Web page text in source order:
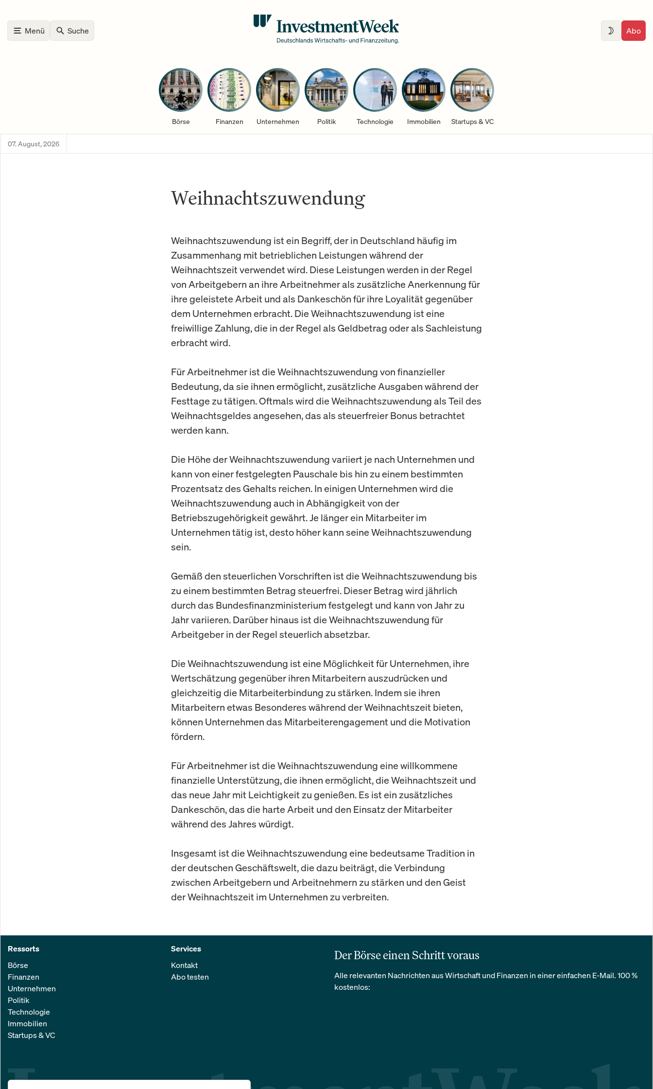
Menü Suche Abo
Börse Finanzen Unternehmen Politik Technologie Immobilien Startups & VC
07. August, 2026
Weihnachtszuwendung
Weihnachtszuwendung ist ein Begriff, der in Deutschland häufig im
Zusammenhang mit betrieblichen Leistungen während der
Weihnachtszeit verwendet wird. Diese Leistungen werden in der Regel
von Arbeitgebern an ihre Arbeitnehmer als zusätzliche Anerkennung für
ihre geleistete Arbeit und als Dankeschön für ihre Loyalität gegenüber
dem Unternehmen erbracht. Die Weihnachtszuwendung ist eine
freiwillige Zahlung, die in der Regel als Geldbetrag oder als Sachleistung
erbracht wird.
Für Arbeitnehmer ist die Weihnachtszuwendung von finanzieller
Bedeutung, da sie ihnen ermöglicht, zusätzliche Ausgaben während der
Festtage zu tätigen. Oftmals wird die Weihnachtszuwendung als Teil des
Weihnachtsgeldes angesehen, das als steuerfreier Bonus betrachtet
werden kann.
Die Höhe der Weihnachtszuwendung variiert je nach Unternehmen und
kann von einer festgelegten Pauschale bis hin zu einem bestimmten
Prozentsatz des Gehalts reichen. In einigen Unternehmen wird die
Weihnachtszuwendung auch in Abhängigkeit von der
Betriebszugehörigkeit gewährt. Je länger ein Mitarbeiter im
Unternehmen tätig ist, desto höher kann seine Weihnachtszuwendung
sein.
Gemäß den steuerlichen Vorschriften ist die Weihnachtszuwendung bis
zu einem bestimmten Betrag steuerfrei. Dieser Betrag wird jährlich
durch das Bundesfinanzministerium festgelegt und kann von Jahr zu
Jahr variieren. Darüber hinaus ist die Weihnachtszuwendung für
Arbeitgeber in der Regel steuerlich absetzbar.
Die Weihnachtszuwendung ist eine Möglichkeit für Unternehmen, ihre
Wertschätzung gegenüber ihren Mitarbeitern auszudrücken und
gleichzeitig die Mitarbeiterbindung zu stärken. Indem sie ihren
Mitarbeitern etwas Besonderes während der Weihnachtszeit bieten,
können Unternehmen das Mitarbeiterengagement und die Motivation
fördern.
Für Arbeitnehmer ist die Weihnachtszuwendung eine willkommene
finanzielle Unterstützung, die ihnen ermöglicht, die Weihnachtszeit und
das neue Jahr mit Leichtigkeit zu genießen. Es ist ein zusätzliches
Dankeschön, das die harte Arbeit und den Einsatz der Mitarbeiter
während des Jahres würdigt.
Insgesamt ist die Weihnachtszuwendung eine bedeutsame Tradition in
der deutschen Geschäftswelt, die dazu beiträgt, die Verbindung
zwischen Arbeitgebern und Arbeitnehmern zu stärken und den Geist
der Weihnachtszeit im Unternehmen zu verbreiten.
Ressorts
Börse
Finanzen
Unternehmen
Politik
Technologie
Immobilien
Startups & VC
Services
Kontakt
Abo testen
Der Börse einen Schritt voraus
Alle relevanten Nachrichten aus Wirtschaft und Finanzen in einer einfachen E-Mail. 100 %
kostenlos: